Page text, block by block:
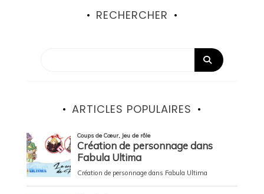
RECHERCHER
ARTICLES POPULAIRES